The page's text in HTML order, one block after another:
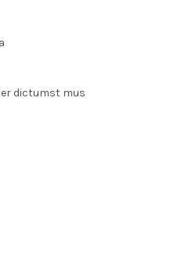
dictumst mus